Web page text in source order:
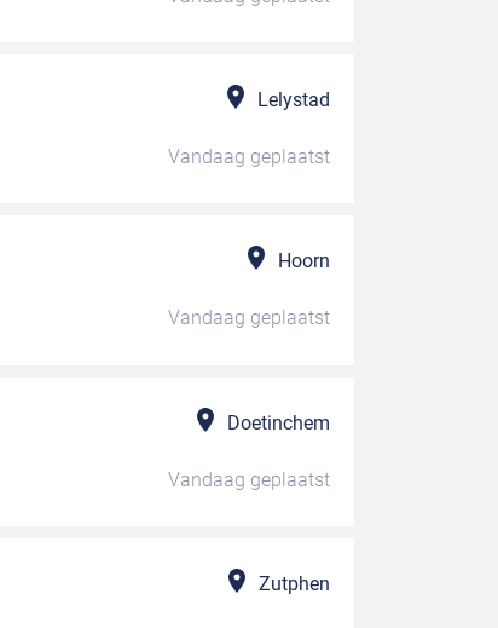
Lelystad
Vandaag geplaatst
Hoorn
Vandaag geplaatst
Doetinchem
Vandaag geplaatst
Zutphen